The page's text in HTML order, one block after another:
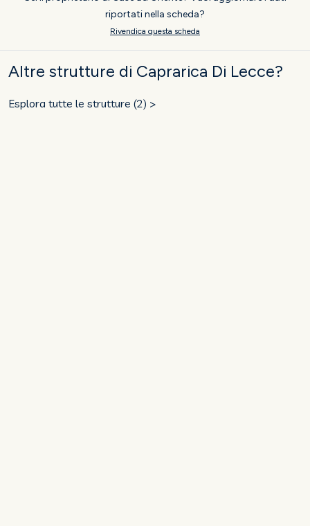
riportati nella scheda?
Rivendica questa scheda
Altre strutture di Caprarica Di Lecce?
Esplora tutte le strutture (2) >